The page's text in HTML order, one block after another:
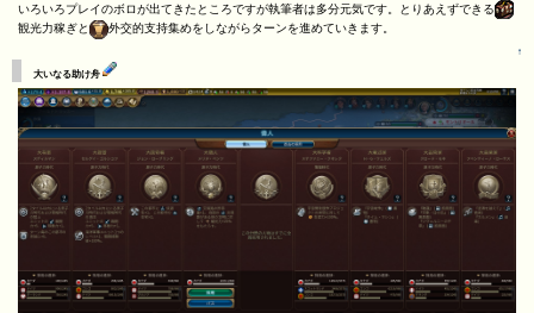
いろいろプレイのボロが出てきたところですが執筆者は多分元気です。とりあえずできる
観光力稼ぎと
外交的支持集めをしながらターンを進めていきます。
↑
大いなる助け舟